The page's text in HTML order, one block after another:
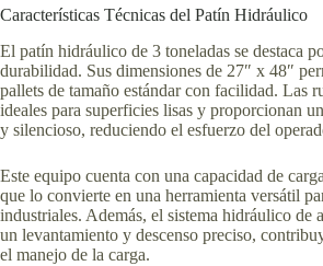
Características Técnicas del Patín Hidráulico
El patín hidráulico de 3 toneladas se destaca
durabilidad. Sus dimensiones de 27″ x 48″
pallets de tamaño estándar con facilidad. Las
ideales para superficies lisas y proporcionan
y silencioso, reduciendo el esfuerzo del
Este equipo cuenta con una capacidad de
que lo convierte en una herramienta versátil
industriales. Además, el sistema hidráulico de
un levantamiento y descenso preciso,
el manejo de la carga.